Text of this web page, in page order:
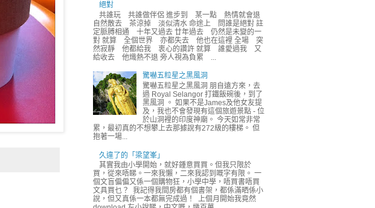
絕對
共誰玩 共誰做伴侶 進步到 某一點 熱情就會退
自然散去 茶涼掉 淡似清水 命途上 問誰是絕對 註
定脈膊相通 十年又過去 廿年過去 仍然是未變的一
對 就算 全個世界 亦都失去 他也在這裡 全場 突
然寂靜 他都給我 衷心的讚許 就算 誰愛過我 又
給收去 他熾熱不退 旁人視為負累 ...
驚嚇五粒星之黑風洞
驚嚇五粒星之黑風洞 朋自遠方來，去
過 Royal Selangor 打鐵飯碗後，到了
黑風洞 。 如果不是James及他女友提
及，我也不會發現有這個旅遊景點 - 位
於山洞裡的印度神廟。 今天如常非常
累，最初真的不想攀上去那據說有272級的樓梯。 但
抱著一場...
久違了的「梁望峯」
其實我由小學開始，就好鍾意買買。但我只限於
買，從來唔睇。一來我懶，二來我認到嘅字有限。 一
個文盲偏偏又係一個購物狂，小學中學，唔買書唔買
文具買乜？ 我記得我間房都有個書架，都係滿晒係小
說，但又真係一本都無完成過！ 上個月開始我竟然